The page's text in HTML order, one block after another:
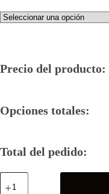
Precio del producto:
Opciones totales:
Total del pedido:
Akatsuki
(Naruto)